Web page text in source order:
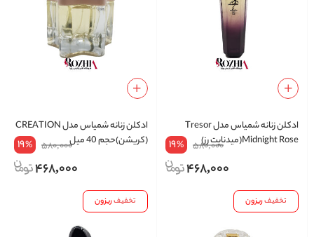
ادکلن زنانه شمیاس مدل Tresor
Midnight Rose(میدنایت رز)
580,000
19%
468,000
ادکلن زنانه شمیاس مدل CREATION
(کریشن)حجم 40 میل
580,000
19%
468,000
تخفیفریزون تخفیفریزون